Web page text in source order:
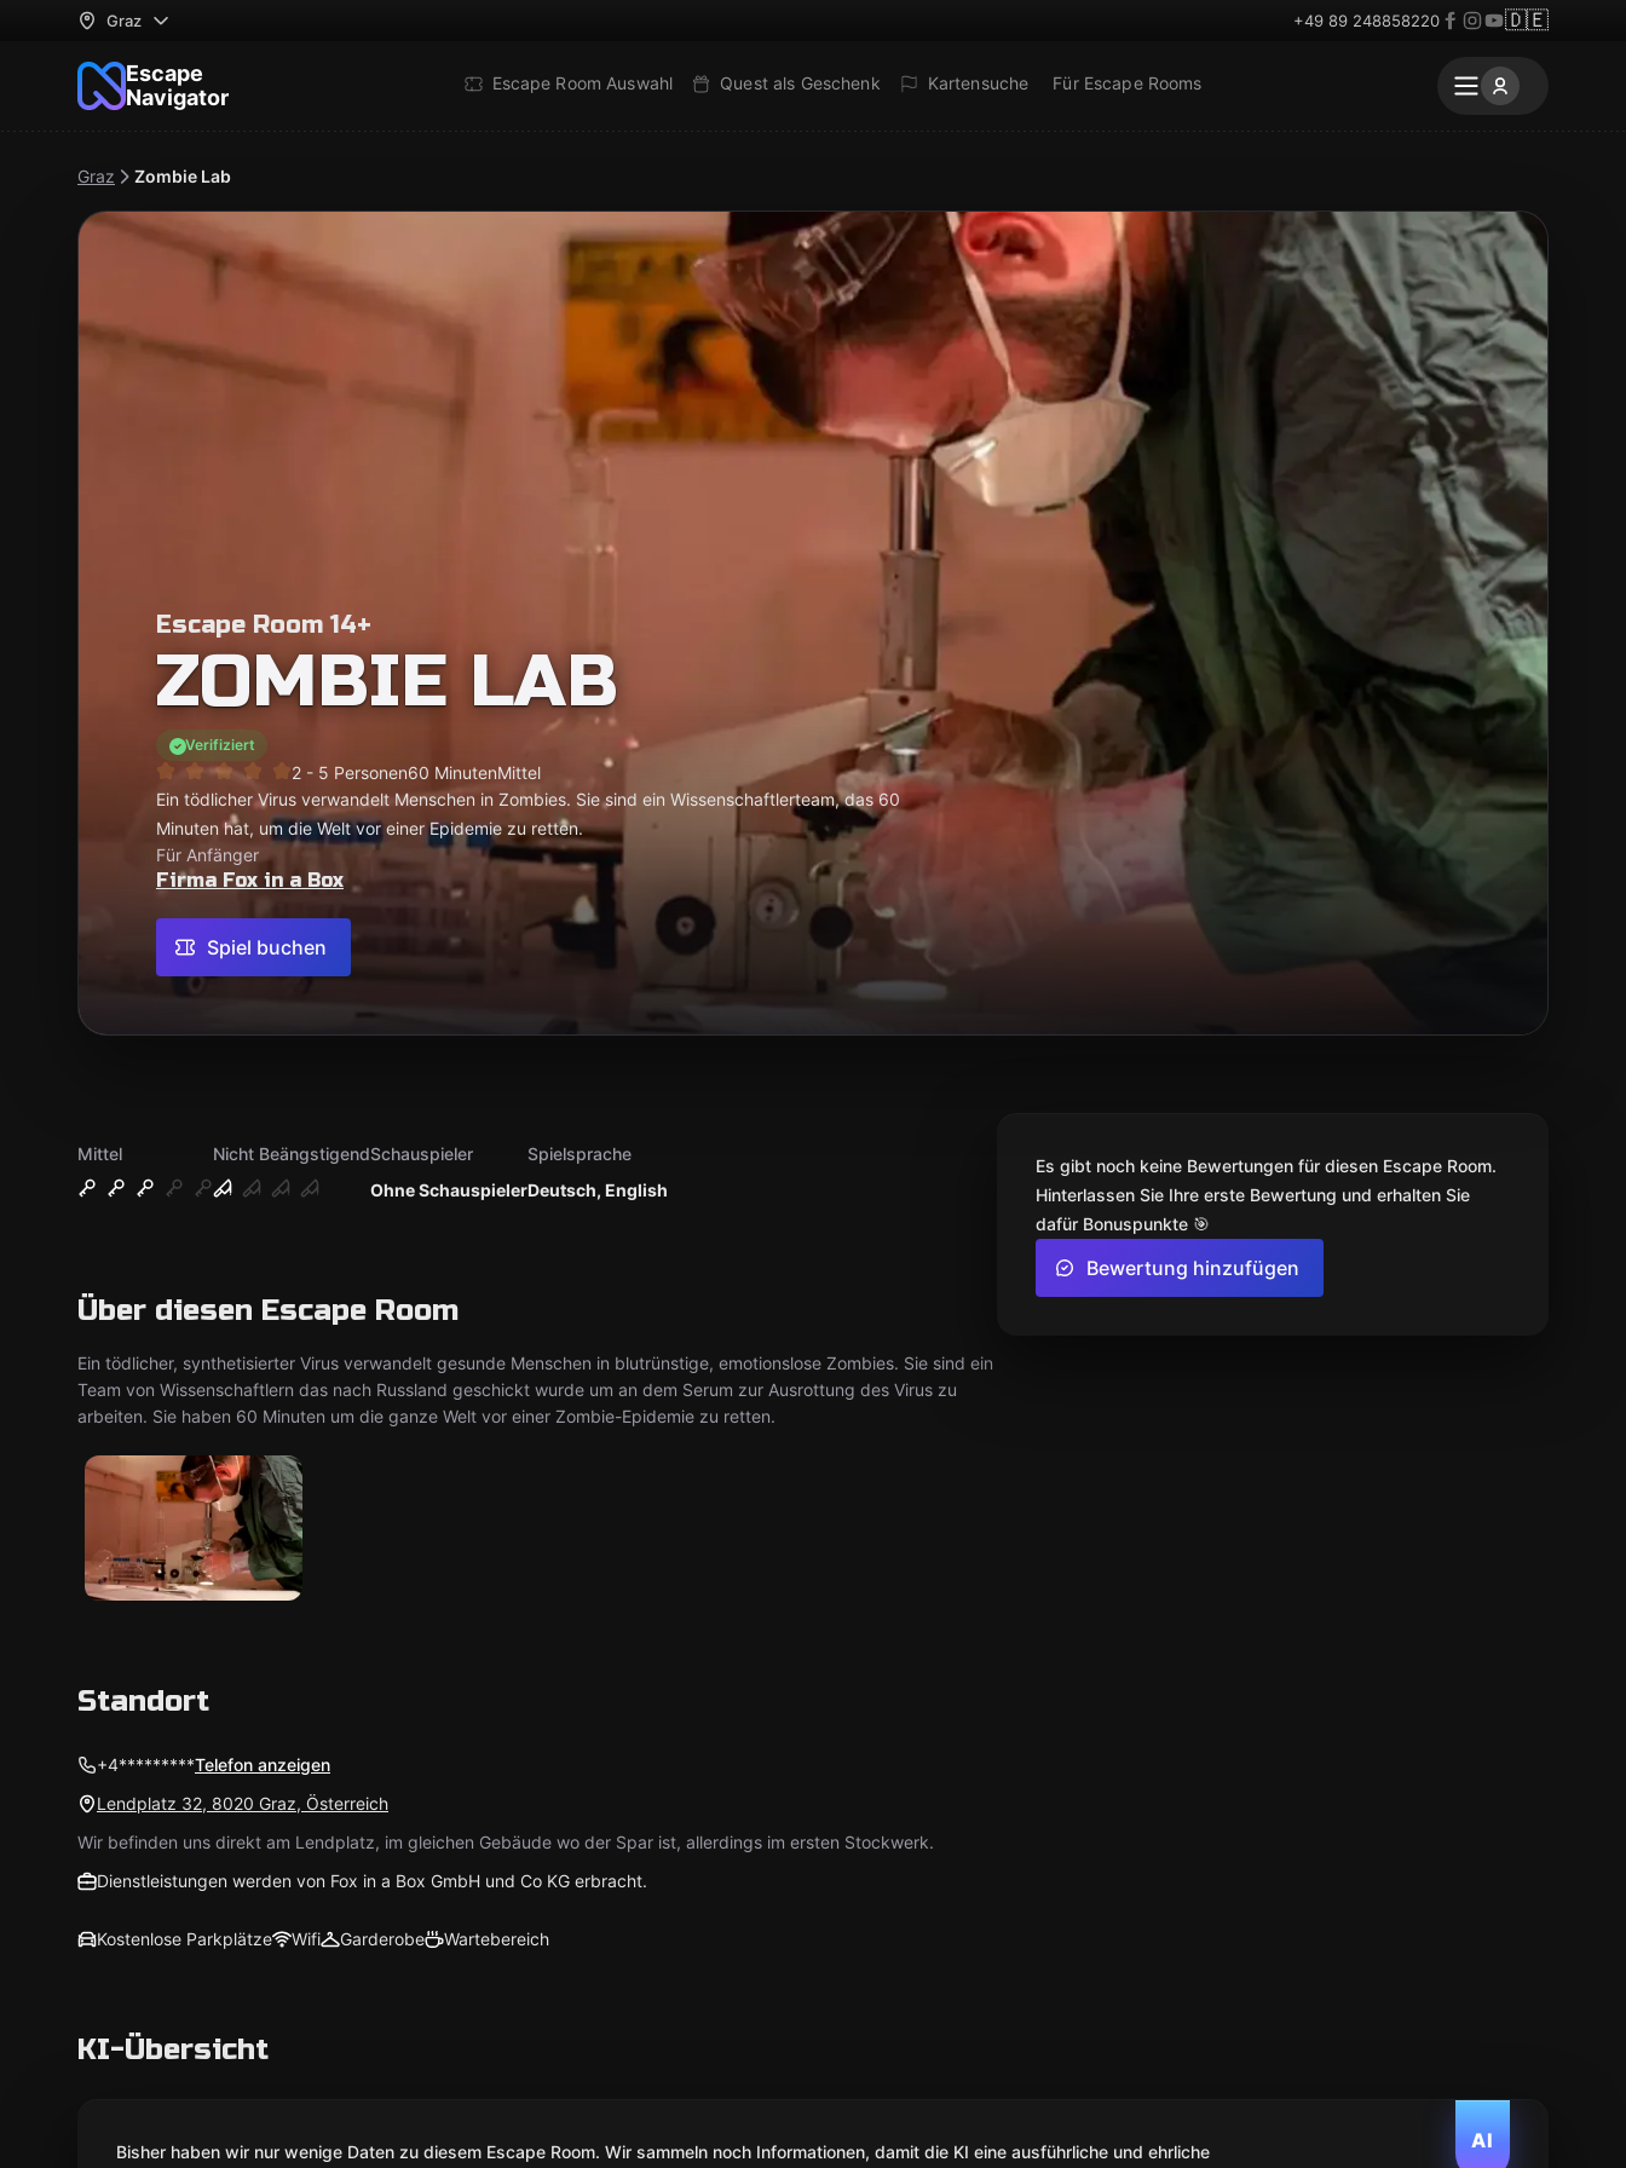
Graz +49 89 248858220 🇩🇪
Escape
Navigator
Escape Room Auswahl Quest als Geschenk Kartensuche Für Escape Rooms
Graz Zombie Lab
Escape Room 14+
ZOMBIE LAB
Verifiziert
2 - 5 Personen60 MinutenMittel
Ein tödlicher Virus verwandelt Menschen in Zombies. Sie sind ein Wissenschaftlerteam, das 60
Minuten hat, um die Welt vor einer Epidemie zu retten.
Für Anfänger
Firma Fox in a Box
Spiel buchen
Mittel
Nicht Beängstigend
Ohne Schauspieler
Schauspieler
Deutsch, English
Spielsprache
Über diesen Escape Room
Ein tödlicher, synthetisierter Virus verwandelt gesunde Menschen in blutrünstige, emotionslose Zombies. Sie sind ein
Team von Wissenschaftlern das nach Russland geschickt wurde um an dem Serum zur Ausrottung des Virus zu
arbeiten. Sie haben 60 Minuten um die ganze Welt vor einer Zombie-Epidemie zu retten.
Es gibt noch keine Bewertungen für diesen Escape Room.
Hinterlassen Sie Ihre erste Bewertung und erhalten Sie
dafür Bonuspunkte 🎯
Bewertung hinzufügen
Standort
+4*********Telefon anzeigen
Lendplatz 32, 8020 Graz, Österreich
Wir befinden uns direkt am Lendplatz, im gleichen Gebäude wo der Spar ist, allerdings im ersten Stockwerk.
Dienstleistungen werden von Fox in a Box GmbH und Co KG erbracht.
Kostenlose Parkplätze Wifi Garderobe Wartebereich
KI-Übersicht
AI
Bisher haben wir nur wenige Daten zu diesem Escape Room. Wir sammeln noch Informationen, damit die KI eine ausführliche und ehrliche